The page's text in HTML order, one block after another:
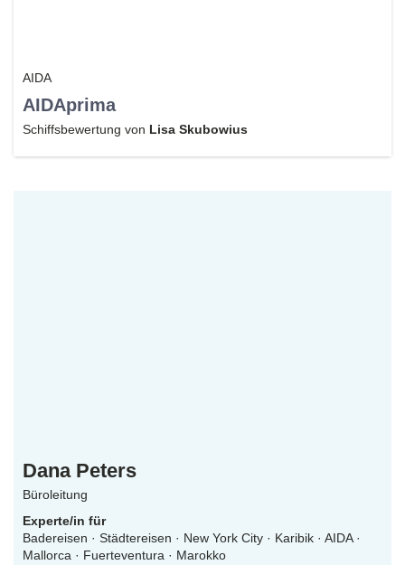
AIDA
AIDAprima
Schiffsbewertung von Lisa Skubowius
Dana Peters
Büroleitung
Experte/in für
Badereisen · Städtereisen · New York City · Karibik · AIDA ·
Mallorca · Fuerteventura · Marokko